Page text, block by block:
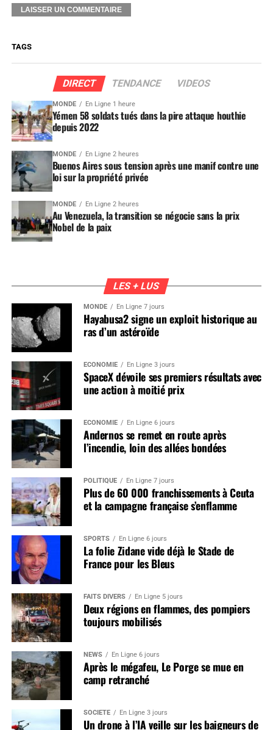
TAGS
DIRECT TENDANCE VIDEOS
MONDE En Ligne 1 heure
Yémen 58 soldats tués dans la pire attaque houthie
depuis 2022
MONDE En Ligne 2 heures
Buenos Aires sous tension après une manif contre une
loi sur la propriété privée
MONDE En Ligne 2 heures
Au Venezuela, la transition se négocie sans la prix
Nobel de la paix
LES + LUS
MONDE En Ligne 7 jours
Hayabusa2 signe un exploit historique au
ras d’un astéroïde
ÉCONOMIE En Ligne 3 jours
SpaceX dévoile ses premiers résultats avec
une action à moitié prix
ÉCONOMIE En Ligne 6 jours
Andernos se remet en route après
l’incendie, loin des allées bondées
POLITIQUE En Ligne 7 jours
Plus de 60 000 franchissements à Ceuta
et la campagne française s’enflamme
SPORTS En Ligne 6 jours
La folie Zidane vide déjà le Stade de
France pour les Bleus
FAITS DIVERS En Ligne 5 jours
Deux régions en flammes, des pompiers
toujours mobilisés
NEWS En Ligne 6 jours
Après le mégafeu, Le Porge se mue en
camp retranché
SOCIÉTÉ En Ligne 3 jours
Un drone à l’IA veille sur les baigneurs de